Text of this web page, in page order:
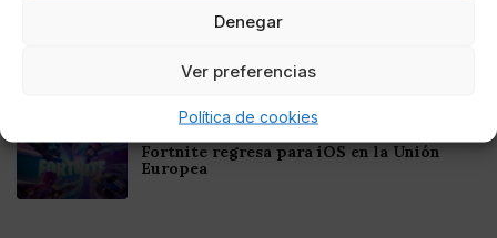
Denegar
Ver preferencias
Política de cookies
criptomonedas y Bitcoin en México 2025
Fortnite regresa para iOS en la Unión
Europea